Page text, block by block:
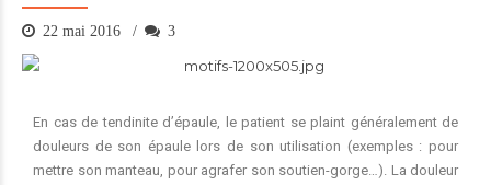
22 mai 2016 3
En cas de tendinite d’épaule, le patient se plaint généralement de
douleurs de son épaule lors de son utilisation (exemples : pour
mettre son manteau, pour agrafer son soutien-gorge…). La douleur